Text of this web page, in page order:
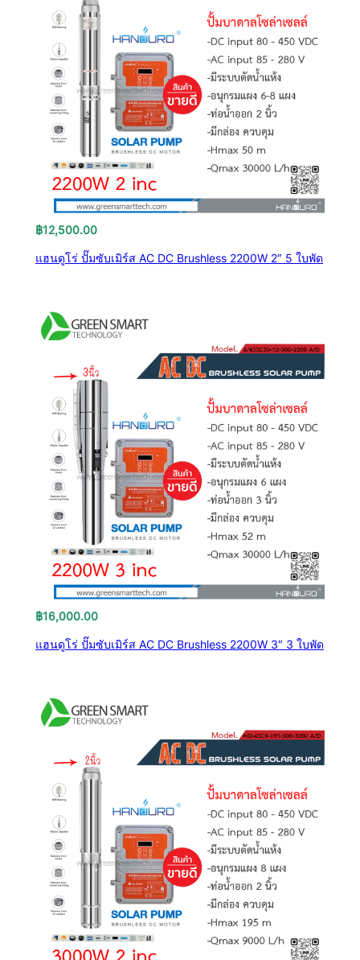
฿12,500.00
แฮนดูโร่ ปั๊มซับเมิร์ส AC DC Brushless 2200W 2″ 5 ใบพัด
฿16,000.00
แฮนดูโร่ ปั๊มซับเมิร์ส AC DC Brushless 2200W 3″ 3 ใบพัด